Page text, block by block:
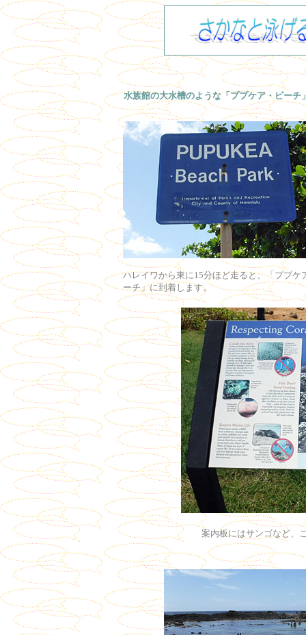
水族館の大水槽のような「ププケア・ビーチ
ハレイワから東に15分ほど走ると、「ププケ
ーチ」に到着します。
案内板にはサンゴなど、